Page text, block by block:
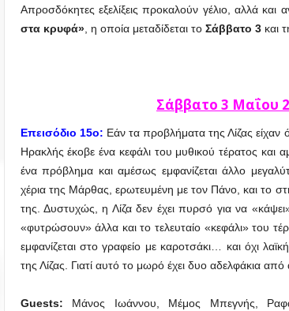
Απροσδόκητες εξελίξεις προκαλούν γέλιο, αλλά και
στα κρυφά», η οποία μεταδίδεται το Σάββατο 3και
Σάββατο 3 Μαΐου
Επεισόδιο 15ο: Εάν τα προβλήματα της Λίζας
Ηρακλής έκοβε ένα κεφάλι του μυθικού τέρατος και
ένα πρόβλημα και αμέσως εμφανίζεται άλλο
χέρια της Μάρθας, ερωτευμένη με τον Πάνο, και το
της. Δυστυχώς, η Λίζα δεν έχει πυρσό για να
«φυτρώσουν» άλλα και το τελευταίο «κεφάλι» του
εμφανίζεται στο γραφείο με καροτσάκι… και όχι
της Λίζας. Γιατί αυτό το μωρό έχει δυο αδελφάκια
Guests: Μάνος Ιωάννου, Μέμος Μπεγνής,